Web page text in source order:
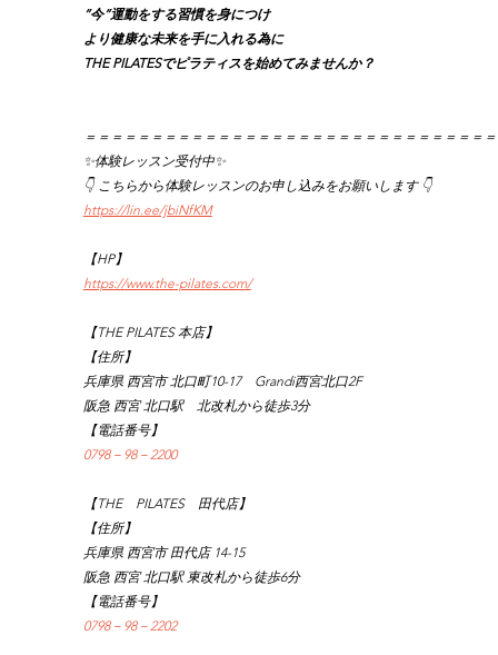
”今”運動をする習慣を身につけ
より健康な未来を手に入れる為に
THE PILATESでピラティスを始めてみませんか？
＝＝＝＝＝＝＝＝＝＝＝＝＝＝＝＝＝＝＝＝＝＝＝＝＝＝＝＝＝＝
✨体験レッスン受付中✨
👇 こちらから体験レッスンのお申し込みをお願いします 👇
https://lin.ee/jbiNfKM
【HP】
https://www.the-pilates.com/
【THE PILATES 本店】
【住所】
兵庫県 西宮市 北口町10-17　Grandi西宮北口2F
阪急 西宮 北口駅　北改札から徒歩3分
【電話番号】
0798－98－2200
【THE　PILATES　田代店】
【住所】
兵庫県 西宮市 田代店 14-15
阪急 西宮 北口駅 東改札から徒歩6分
【電話番号】
0798－98－2202